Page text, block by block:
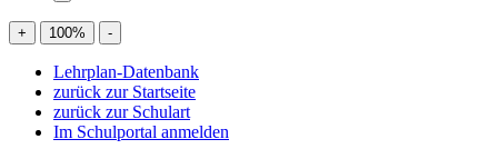
+ 100% -
Lehrplan-Datenbank
zurück zur Startseite
zurück zur Schulart
Im Schulportal anmelden